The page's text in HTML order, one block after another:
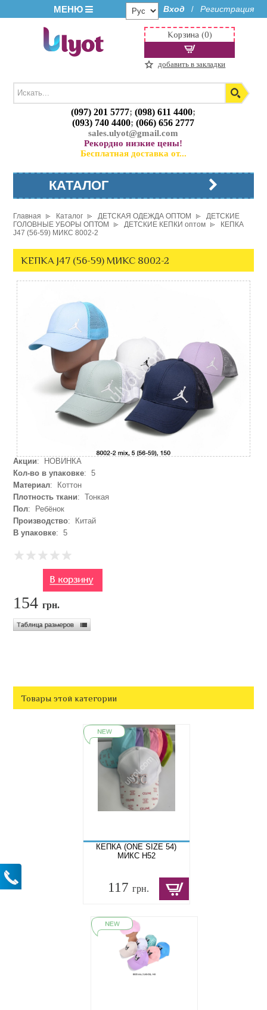
МЕНЮ Вход / Регистрация
(097) 201 5777;(098) 611 4400;
(093) 740 4400;(066) 656 2777
sales.ulyot@gmail.com
Рекордно низкие цены!
Бесплатная доставка от...
Корзина (0)
добавить в закладки
КАТАЛОГ
Главная Каталог ДЕТСКАЯ ОДЕЖДА ОПТОМ
ДЕТСКИЕ
ГОЛОВНЫЕ УБОРЫ ОПТОМ
ДЕТСКИЕ КЕПКИ оптом
КЕПКА
J47 (56-59) МИКС 8002-2
КЕПКА J47 (56-59) МИКС 8002-2
Акции: НОВИНКА
Кол-во в упаковке: 5
Материал: Коттон
Плотность ткани: Тонкая
Пол: Ребёнок
Производство: Китай
В упаковке: 5
154грн.
Товары этой категории
КЕПКА (ONE SIZE 54)
МИКС H52
117грн.